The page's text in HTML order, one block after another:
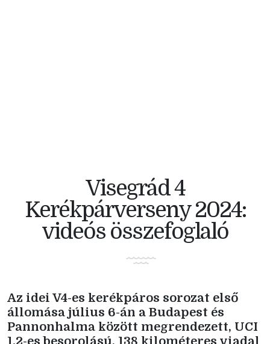
Visegrád 4
Kerékpárverseny 2024:
videós összefoglaló
Az idei V4-es kerékpáros sorozat első
állomása július 6-án a Budapest és
Pannonhalma között megrendezett, UCI